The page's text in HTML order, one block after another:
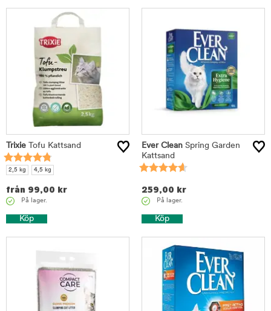
Trixie Tofu Kattsand
2,5 kg 4,5 kg
från 99,00 kr
På lager.
Köp
Ever Clean Spring Garden
Kattsand
259,00 kr
På lager.
Köp